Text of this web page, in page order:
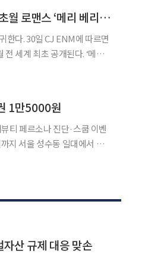
‘로코킹’ 지창욱 돌아온다⋯이마다 미오와 국경초월 로맨스 ‘메리 베리 러브’
따르면
계 최초 공개된다. ‘메리
1만5000원
티 페르소나 진단·스쿱 이벤
산 규제 대응 맞손